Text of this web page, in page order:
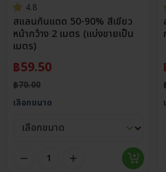
4.8
สแลนกันแดด 50-90% สีเขียว
หน้ากว้าง 2 เมตร (แบ่งขายเป็น
เมตร)
฿59.50
฿70.00
เลือกขนาด